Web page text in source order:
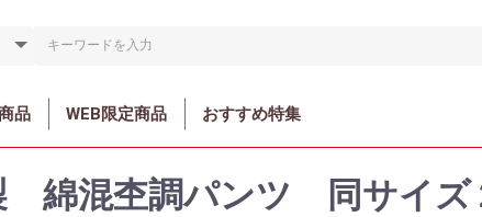
品 WEB限定商品 おすすめ特集
綿混杢調パンツ 同サイズ